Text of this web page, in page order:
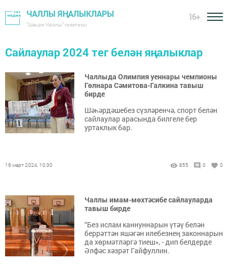
ЧАЛЛЫ ЯҢАЛЫКЛАРЫ
"Шәһри Чаллы" газетасы
16+
Сайлаулар 2024 тег белән яңалыклар
Чаллыда Олимпия уеннары чемпионы
Гөлнара Сәмитова-Галкина тавыш
бирде
Шәһәрдәшебез сүзләренчә, спорт белән
сайлаулар арасында билгеле бер
уртаклык бар.
16 март 2024, 10:30 855 0 0
Чаллы имам-мөхтәсибе сайлауларда
тавыш бирде
“Без ислам каннуннарын үтәү белән
беррәттән яшәгән илебезнең законнарын
да хөрмәтләргә тиеш», - дип белдерде
Әлфәс хәзрәт Гайфуллин.